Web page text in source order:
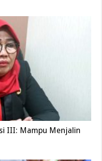
III: Mampu Menjalin